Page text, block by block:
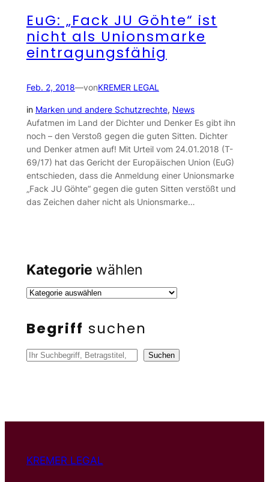
EuG: „Fack JU Göhte“ ist
nicht als Unionsmarke
eintragungsfähig
Feb. 2, 2018—vonKREMER LEGAL
in Marken und andere Schutzrechte, News
Aufatmen im Land der Dichter und Denker Es gibt ihn
noch – den Verstoß gegen die guten Sitten. Dichter
und Denker atmen auf! Mit Urteil vom 24.01.2018 (T-
69/17) hat das Gericht der Europäischen Union (EuG)
entschieden, dass die Anmeldung einer Unionsmarke
„Fack JU Göhte“ gegen die guten Sitten verstößt und
das Zeichen daher nicht als Unionsmarke…
Kategorie wählen
Begriff suchen
S
n
Suchen
KREMER LEGAL